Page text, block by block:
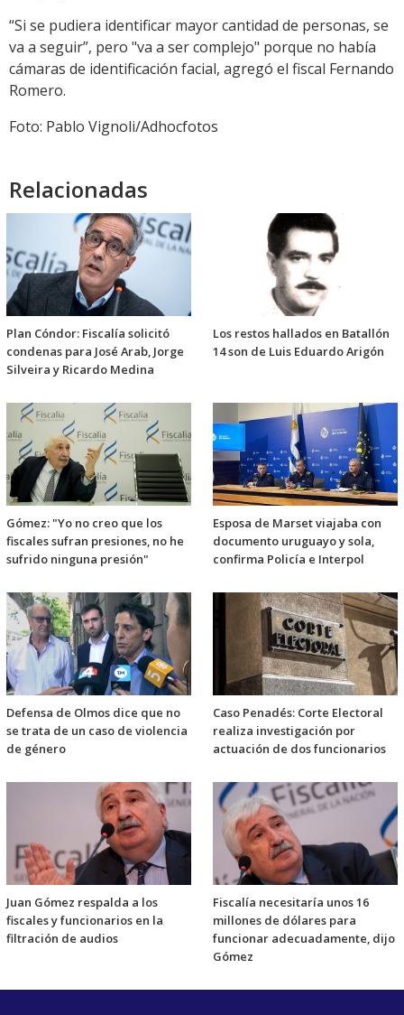
“Si se pudiera identificar mayor cantidad de personas, se
va a seguir”, pero "va a ser complejo" porque no había
cámaras de identificación facial, agregó el fiscal Fernando
Romero.
Foto: Pablo Vignoli/Adhocfotos
Relacionadas
Plan Cóndor: Fiscalía solicitó
condenas para José Arab, Jorge
Silveira y Ricardo Medina
Los restos hallados en Batallón
14 son de Luis Eduardo Arigón
Gómez: "Yo no creo que los
fiscales sufran presiones, no he
sufrido ninguna presión"
Esposa de Marset viajaba con
documento uruguayo y sola,
confirma Policía e Interpol
Defensa de Olmos dice que no
se trata de un caso de violencia
de género
Caso Penadés: Corte Electoral
realiza investigación por
actuación de dos funcionarios
Juan Gómez respalda a los
fiscales y funcionarios en la
filtración de audios
Fiscalía necesitaría unos 16
millones de dólares para
funcionar adecuadamente, dijo
Gómez